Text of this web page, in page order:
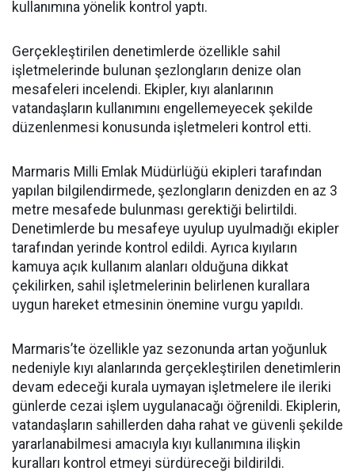
kullanımına yönelik kontrol yaptı.
Gerçekleştirilen denetimlerde özellikle sahil
işletmelerinde bulunan şezlongların denize olan
mesafeleri incelendi. Ekipler, kıyı alanlarının
vatandaşların kullanımını engellemeyecek şekilde
düzenlenmesi konusunda işletmeleri kontrol etti.
Marmaris Milli Emlak Müdürlüğü ekipleri tarafından
yapılan bilgilendirmede, şezlongların denizden en az 3
metre mesafede bulunması gerektiği belirtildi.
Denetimlerde bu mesafeye uyulup uyulmadığı ekipler
tarafından yerinde kontrol edildi. Ayrıca kıyıların
kamuya açık kullanım alanları olduğuna dikkat
çekilirken, sahil işletmelerinin belirlenen kurallara
uygun hareket etmesinin önemine vurgu yapıldı.
Marmaris’te özellikle yaz sezonunda artan yoğunluk
nedeniyle kıyı alanlarında gerçekleştirilen denetimlerin
devam edeceği kurala uymayan işletmelere ile ileriki
günlerde cezai işlem uygulanacağı öğrenildi. Ekiplerin,
vatandaşların sahillerden daha rahat ve güvenli şekilde
yararlanabilmesi amacıyla kıyı kullanımına ilişkin
kuralları kontrol etmeyi sürdüreceği bildirildi.